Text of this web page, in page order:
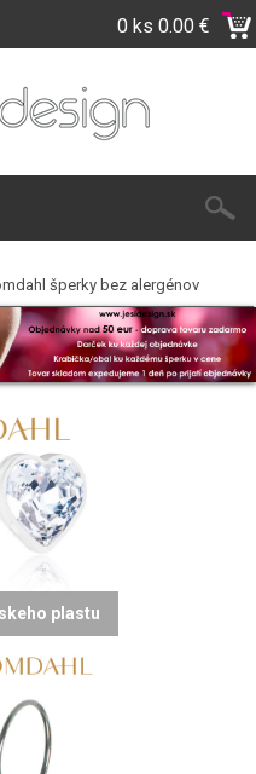
0 ks 0.00 €
šperky bez alergénov
plastu